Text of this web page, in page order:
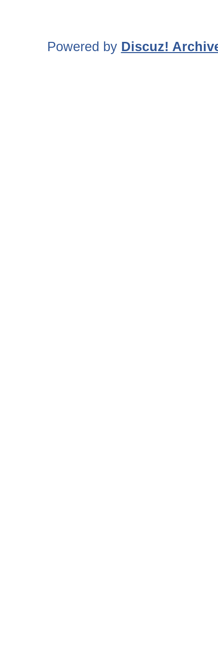
Powered by Discuz!